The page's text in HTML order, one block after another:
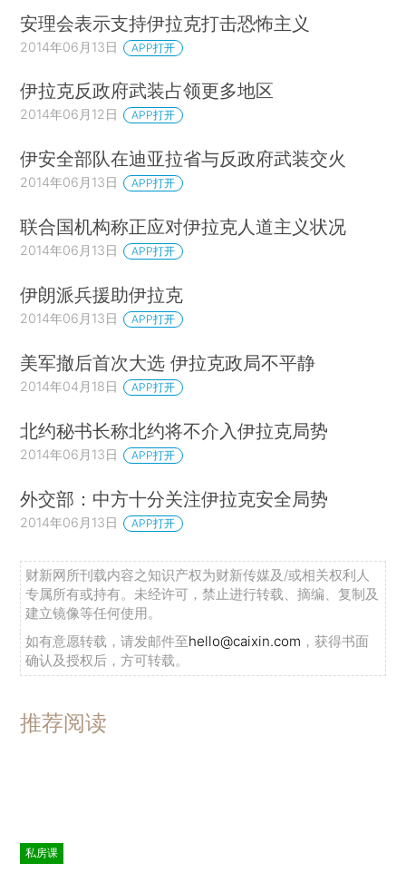
安理会表示支持伊拉克打击恐怖主义
2014年06月13日 APP打开
伊拉克反政府武装占领更多地区
2014年06月12日 APP打开
伊安全部队在迪亚拉省与反政府武装交火
2014年06月13日 APP打开
联合国机构称正应对伊拉克人道主义状况
2014年06月13日 APP打开
伊朗派兵援助伊拉克
2014年06月13日 APP打开
美军撤后首次大选 伊拉克政局不平静
2014年04月18日 APP打开
北约秘书长称北约将不介入伊拉克局势
2014年06月13日 APP打开
外交部：中方十分关注伊拉克安全局势
2014年06月13日 APP打开
财新网所刊载内容之知识产权为财新传媒及/或相关权利人
专属所有或持有。未经许可，禁止进行转载、摘编、复制及
建立镜像等任何使用。
如有意愿转载，请发邮件至hello@caixin.com ，获得书面
确认及授权后，方可转载。
推荐阅读
私房课